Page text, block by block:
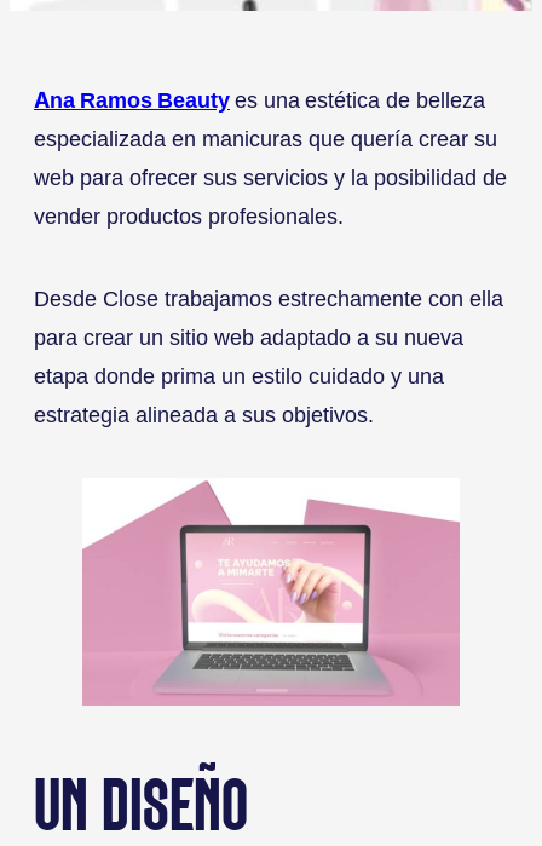
Ana Ramos Beautyes una estética de belleza
especializada en manicuras que quería crear su
web para ofrecer sus servicios y la posibilidad de
vender productos profesionales.
Desde Close trabajamos estrechamente con ella
para crear un sitio web adaptado a su nueva
etapa donde prima un estilo cuidado y una
estrategia alineada a sus objetivos.
UN DISEÑO